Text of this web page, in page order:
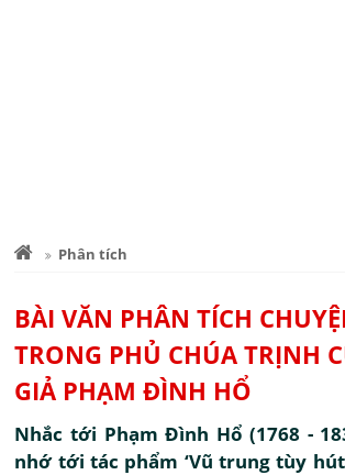
Phân tích
BÀI VĂN PHÂN TÍCH
TRONG PHỦ CHÚA TRỊNH
GIẢ PHẠM ĐÌNH HỔ
Nhắc tới Phạm Đình Hổ (1768 -
nhớ tới tác phẩm ‘Vũ trung tùy